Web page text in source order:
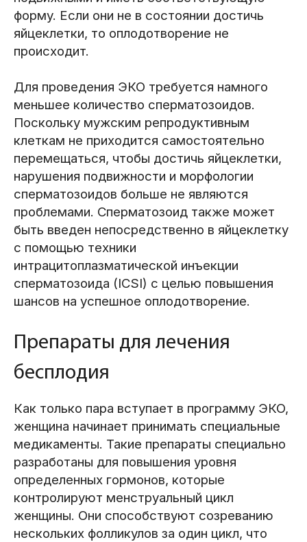
форму. Если они не в состоянии достичь
яйцеклетки, то оплодотворение не
происходит.
Для проведения ЭКО требуется намного
меньшее количество сперматозоидов.
Поскольку мужским репродуктивным
клеткам не приходится самостоятельно
перемещаться, чтобы достичь яйцеклетки,
нарушения подвижности и морфологии
сперматозоидов больше не являются
проблемами. Сперматозоид также может
быть введен непосредственно в яйцеклетку
с помощью техники
интрацитоплазматической инъекции
сперматозоида (ICSI) с целью повышения
шансов на успешное оплодотворение.
Препараты для лечения
бесплодия
Как только пара вступает в программу ЭКО,
женщина начинает принимать специальные
медикаменты. Такие препараты специально
разработаны для повышения уровня
определенных гормонов, которые
контролируют менструальный цикл
женщины. Они способствуют созреванию
нескольких фолликулов за один цикл, что